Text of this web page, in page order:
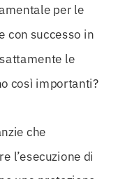
per le
con successo in
le
così importanti?
che
l’esecuzione di